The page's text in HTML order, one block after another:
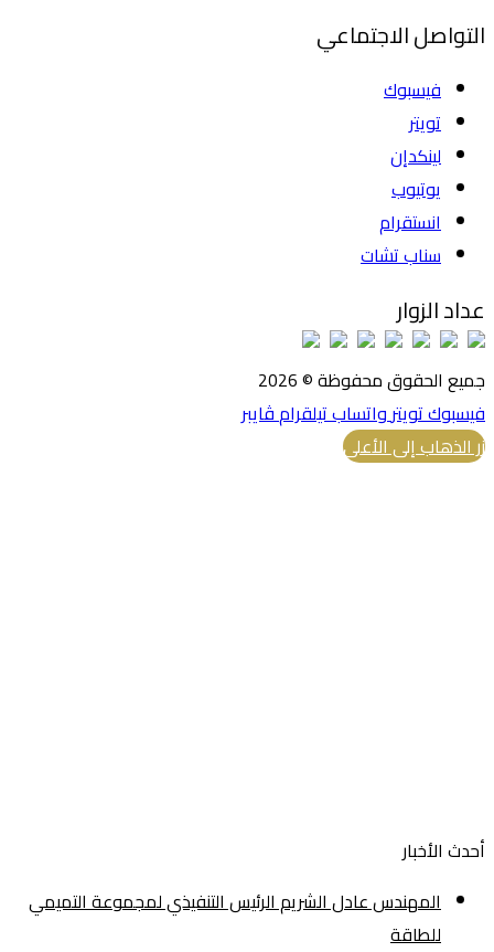
التواصل الاجتماعي
فيسبوك
تويتر
لينكدإن
يوتيوب
انستقرام
سناب تشات
عداد الزوار
جميع الحقوق محفوظة © 2026
فيسبوكتويتر واتسابتيلقرامڤايبر
زر الذهاب إلى الأعلى
أحدث الأخبار
المهندس عادل الشريم الرئيس التنفيذي لمجموعة التميمي
للطاقة